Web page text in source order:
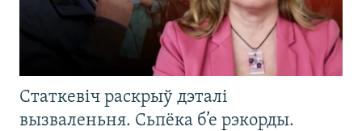
Статкевіч раскрыў дэталі
вызваленьня. Сьпёка б’е рэкорды.